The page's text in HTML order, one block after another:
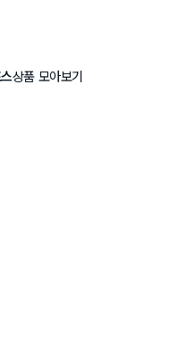
상품 모아보기